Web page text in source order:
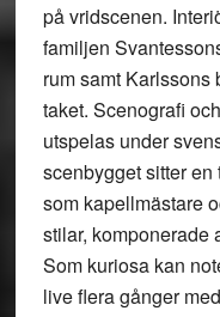
på vridscenen.
familjen
rum samt
taket. Scenografi
utspelas under
scenbygget sitter
som kapellmästare
stilar, komponerade
Som kuriosa kan
live flera gånger